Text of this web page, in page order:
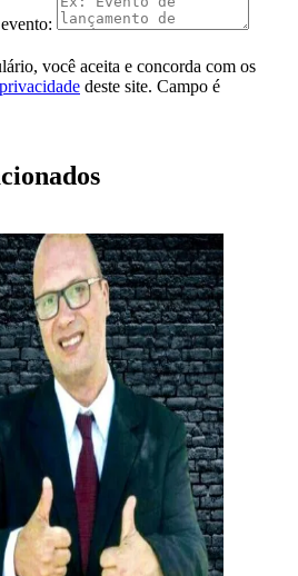
você aceita e concorda com os
deste site. Campo é